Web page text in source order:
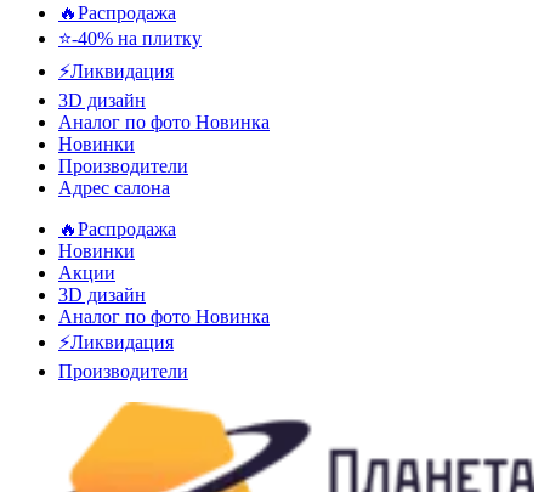
🔥Распродажа
⭐-40% на плитку
⚡️Ликвидация
3D дизайн
Аналог по фото Новинка
Новинки
Производители
Адрес салона
🔥Распродажа
Новинки
Акции
3D дизайн
Аналог по фото Новинка
⚡Ликвидация
Производители